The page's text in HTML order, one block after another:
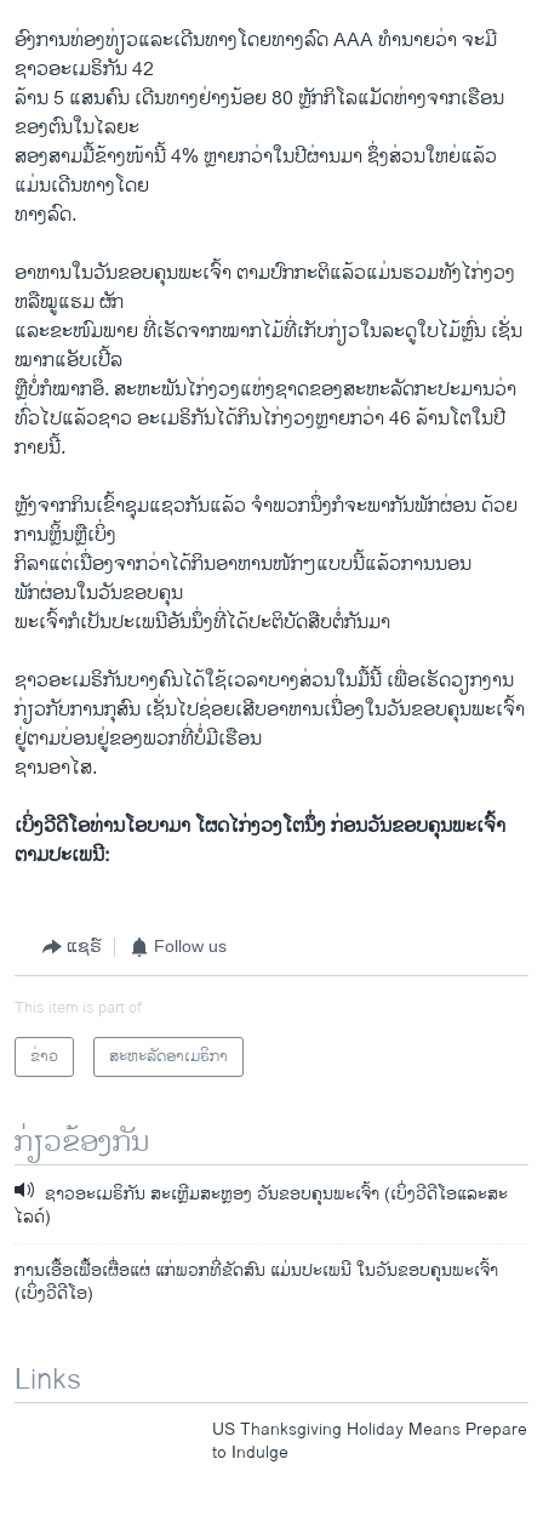
ອົງການທ່ອງທ່ຽວແລະເດີນທາງໂດຍທາງລົດ AAA ທຳນາຍວ່າ ຈະມີ
ຊາວອະເມຣິກັນ 42
ລ້ານ 5 ແສນຄົນ ເດີນທາງຢ່າງນ້ອຍ 80 ຫຼັກກິໂລແມັດຫ່າງຈາກເຮືອນ
ຂອງຕົນໃນໄລຍະ
ສອງສາມມື້ຂ້າງໜ້ານີ້ 4% ຫຼາຍກວ່າໃນປີຜ່ານມາ ຊຶ່ງສ່ວນໃຫຍ່ແລ້ວ
ແມ່ນເດີນທາງໂດຍ
ທາງລົດ.
ອາຫານໃນວັນຂອບຄຸນພະເຈົ້າ ຕາມປົກກະຕິແລ້ວແມ່ນຮວມທັງໄກ່ງວງ
ຫລືໝູແຮມ ຜັກ
ແລະຂະໜົມພາຍ ທີ່ເຮັດຈາກໝາກໄມ້ທີ່ເກັບກ່ຽວໃນລະດູໃບໄມ້ຫຼົ່ນ ເຊັ່ນ
ໝາກແອັບເປີ້ລ
ຫຼືບໍ່ກໍໝາກອຶ. ສະຫະພັນໄກ່ງວງແຫ່ງຊາດຂອງສະຫະລັດກະປະມານວ່າ
ທົ່ວໄປແລ້ວຊາວ ອະເມຣິກັນໄດ້ກິນໄກ່ງວງຫຼາຍກວ່າ 46 ລ້ານໂຕໃນປີ
ກາຍນີ້.
ຫຼັງຈາກກິນເຂົ້າຊຸມແຊວກັນແລ້ວ ຈຳພວກນຶ່ງກໍຈະພາກັນພັກຜ່ອນ ດ້ວຍ
ການຫຼິ້ນຫຼືເບິ່ງ
ກິລາແຕ່ເນື່ອງຈາກວ່າໄດ້ກິນອາຫານໜັກໆແບບນີ້ແລ້ວການນອນ
ພັກຜ່ອນໃນວັນຂອບຄຸນ
ພະເຈົ້າກໍເປັນປະເພນີອັນນຶ່ງທີ່ໄດ້ປະຕິບັດສືບຕໍ່ກັນມາ
ຊາວອະເມຣິກັນບາງຄົນໄດ້ໃຊ້ເວລາບາງສ່ວນໃນມື້ນີ້ ເພື່ອເຮັດວຽກງານ
ກ່ຽວກັບການກຸສົນ ເຊັ່ນໄປຊ່ອຍເສີບອາຫານເນື່ອງໃນວັນຂອບຄຸນພະເຈົ້າ
ຢູ່ຕາມບ່ອນຢູ່ຂອງພວກທີ່ບໍ່ມີເຮືອນ
ຊານອາໄສ.
ເບິ່ງວີດີໂອທ່ານໂອບາມາ ໂຜດໄກ່ງວງໂຕນຶ່ງ ກ່ອນວັນຂອບຄຸນພະເຈົ້າ
ຕາມປະເພນີ:
ແຊຣ໌ Follow us
This item is part of
ຂ່າວ
ສະຫະລັດອາເມຣິກາ
ກ່ຽວຂ້ອງກັນ
ຊາວອະເມຣິກັນ ສະເຫຼີມສະຫຼອງ ວັນຂອບຄຸນພະເຈົ້າ (ເບິ່ງວີດີໂອແລະສະ
ໄລດ໌)
ການເອື້ອເຟື້ອເຜື່ອແຜ່ ແກ່ພວກທີ່ຂັດສົນ ແມ່ນປະເພນີ ໃນວັນຂອບຄຸນພະເຈົ້າ
(ເບິ່ງວີດີໂອ)
Links
US Thanksgiving Holiday Means Prepare
to Indulge